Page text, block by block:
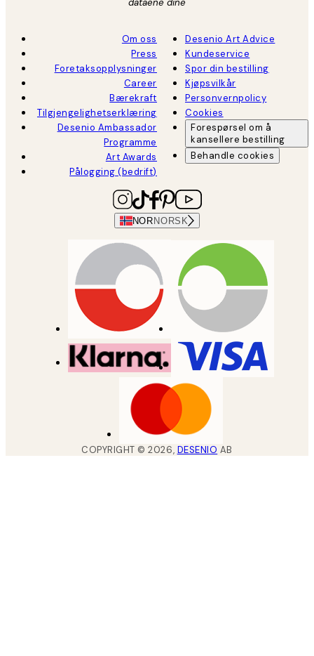
dataene dine
Om oss
Press
Foretaksopplysninger
Career
Bærekraft
Tilgjengelighetserklæring
Desenio Ambassador
Programme
Art Awards
Pålogging (bedrift)
Desenio Art Advice
Kundeservice
Spor din bestilling
Kjøpsvilkår
Personvernpolicy
Cookies
Forespørsel om å
kansellere bestilling
Behandle cookies
NOR NORSK
COPYRIGHT ©2026, DESENIO AB